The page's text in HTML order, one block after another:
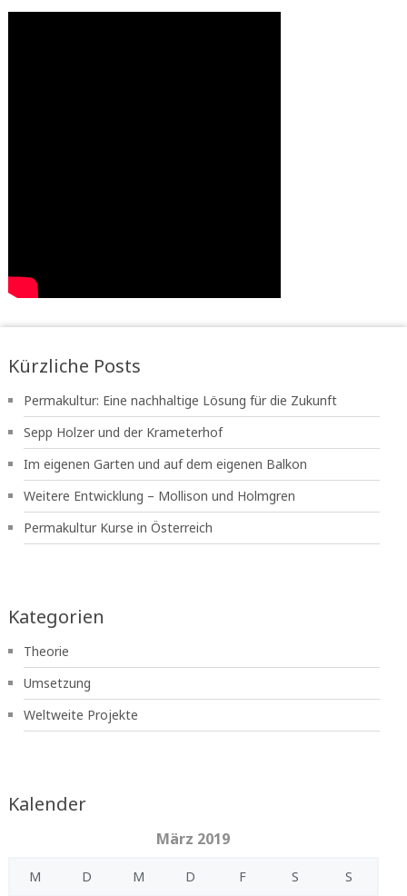
Kürzliche Posts
Permakultur: Eine nachhaltige Lösung für die Zukunft
Sepp Holzer und der Krameterhof
Im eigenen Garten und auf dem eigenen Balkon
Weitere Entwicklung – Mollison und Holmgren
Permakultur Kurse in Österreich
Kategorien
Theorie
Umsetzung
Weltweite Projekte
Kalender
März 2019
M D M D F S S